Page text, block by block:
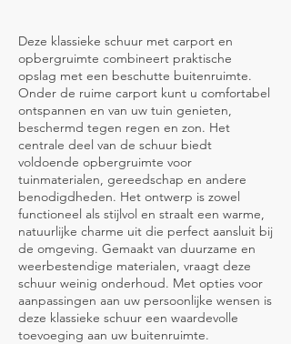
Deze klassieke schuur met carport en
opbergruimte combineert praktische
opslag met een beschutte buitenruimte.
Onder de ruime carport kunt u comfortabel
ontspannen en van uw tuin genieten,
beschermd tegen regen en zon. Het
centrale deel van de schuur biedt
voldoende opbergruimte voor
tuinmaterialen, gereedschap en andere
benodigdheden. Het ontwerp is zowel
functioneel als stijlvol en straalt een warme,
natuurlijke charme uit die perfect aansluit bij
de omgeving. Gemaakt van duurzame en
weerbestendige materialen, vraagt deze
schuur weinig onderhoud. Met opties voor
aanpassingen aan uw persoonlijke wensen is
deze klassieke schuur een waardevolle
toevoeging aan uw buitenruimte.